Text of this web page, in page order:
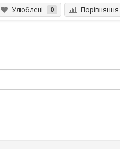
Улюблені 0 Порівняння